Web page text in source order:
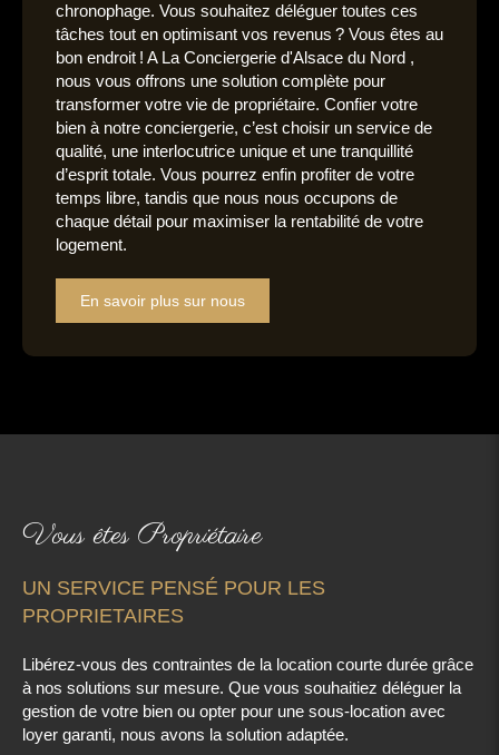
chronophage. Vous souhaitez déléguer toutes ces
tâches tout en optimisant vos revenus ? Vous êtes au
bon endroit ! A La Conciergerie d'Alsace du Nord ,
nous vous offrons une solution complète pour
transformer votre vie de propriétaire. Confier votre
bien à notre conciergerie, c’est choisir un service de
qualité, une interlocutrice unique et une tranquillité
d’esprit totale. Vous pourrez enfin profiter de votre
temps libre, tandis que nous nous occupons de
chaque détail pour maximiser la rentabilité de votre
logement.
En savoir plus sur nous
Vous êtes Propriétaire
UN SERVICE PENSÉ POUR LES
PROPRIETAIRES
Libérez-vous des contraintes de la location courte durée grâce
à nos solutions sur mesure. Que vous souhaitiez déléguer la
gestion de votre bien ou opter pour une sous-location avec
loyer garanti, nous avons la solution adaptée.